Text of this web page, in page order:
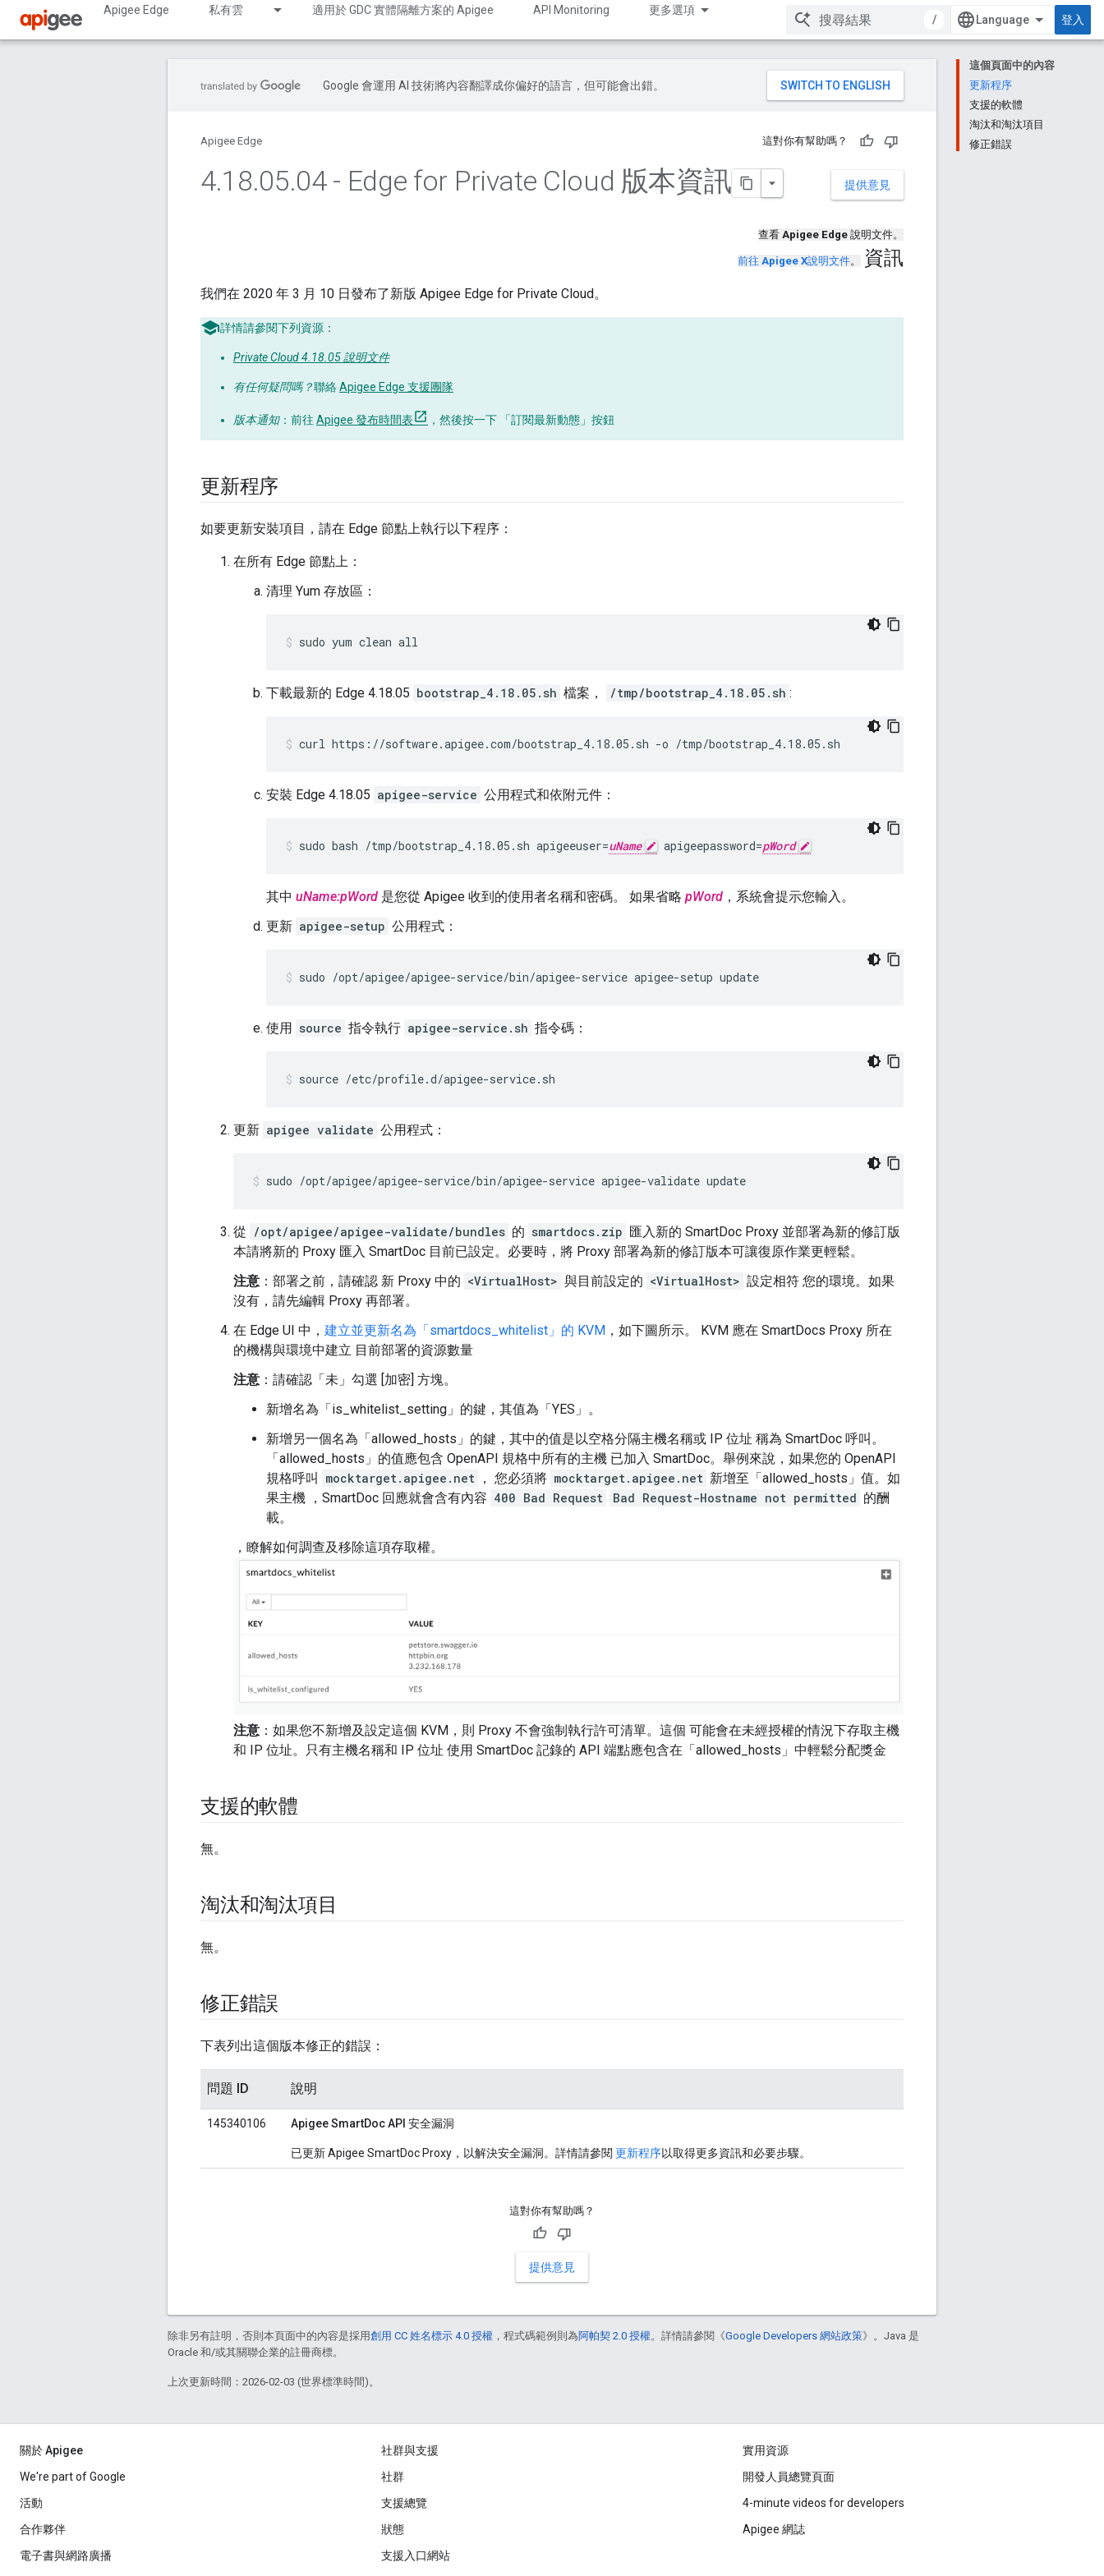
Apigee Edge 私有雲 適用於 GDC 實體隔離方案的 Apigee API Monitoring 更多選項
/ 登入
這個頁面中的內容
更新程序
支援的軟體
淘汰和淘汰項目
修正錯誤
Google 會運用 AI 技術將內容翻譯成你偏好的語言，但可能會出錯。
Apigee Edge 這對你有幫助嗎？
提供意見
4.18.05.04 - Edge for Private Cloud 版本資訊
查看 Apigee Edge 說明文件。
前往 Apigee X說明文件。 資訊
我們在 2020 年 3 月 10 日發布了新版 Apigee Edge for Private Cloud。
詳情請參閱下列資源：
Private Cloud 4.18.05 說明文件
有任何疑問嗎？聯絡Apigee Edge 支援團隊
版本通知：前往 Apigee 發布時間表 ，然後按一下 「訂閱最新動態」 按鈕
更新程序
如要更新安裝項目，請在 Edge 節點上執行以下程序：
在所有 Edge 節點上：
清理 Yum 存放區：
sudo yum clean all
下載最新的 Edge 4.18.05 bootstrap_4.18.05.sh 檔案， /tmp/bootstrap_4.18.05.sh :
curl https://software.apigee.com/bootstrap_4.18.05.sh -o /tmp/bootstrap_4.18.05.sh
安裝 Edge 4.18.05 apigee-service 公用程式和依附元件：
sudo bash /tmp/bootstrap_4.18.05.sh apigeeuser=uName apigeepassword=pWord
其中 uName:pWord 是您從 Apigee 收到的使用者名稱和密碼。 如果省略 pWord ，系統會提示您輸入。
更新 apigee-setup 公用程式：
sudo /opt/apigee/apigee-service/bin/apigee-service apigee-setup update
使用 source 指令執行 apigee-service.sh 指令碼：
source /etc/profile.d/apigee-service.sh
更新 apigee validate 公用程式：
sudo /opt/apigee/apigee-service/bin/apigee-service apigee-validate update
從 /opt/apigee/apigee-validate/bundles 的 smartdocs.zip 匯入新的 SmartDoc Proxy 並部署為新的修訂版
本請將新的 Proxy 匯入 SmartDoc 目前已設定。必要時，將 Proxy 部署為新的修訂版本可讓復原作業更輕鬆。
注意 ：部署之前，請確認 新 Proxy 中的 <VirtualHost> 與目前設定的 <VirtualHost> 設定相符 您的環境。如果
沒有，請先編輯 Proxy 再部署。
在 Edge UI 中， 建立並更新名為「smartdocs_whitelist」的 KVM ，如下圖所示。 KVM 應在 SmartDocs Proxy 所在
的機構與環境中建立 目前部署的資源數量
注意 ：請確認「未」勾選 [加密] 方塊。
新增名為「is_whitelist_setting」的鍵，其值為「YES」。
新增另一個名為「allowed_hosts」的鍵，其中的值是以空格分隔主機名稱或 IP 位址 稱為 SmartDoc 呼叫。
「allowed_hosts」的值應包含 OpenAPI 規格中所有的主機 已加入 SmartDoc。舉例來說，如果您的 OpenAPI
規格呼叫
mocktarget.apigee.net ， 您必須將 mocktarget.apigee.net 新增至「allowed_hosts」值。如
果主機 ，SmartDoc 回應就會含有內容 400 Bad Request Bad Request-Hostname not permitted 的酬
載。
，瞭解如何調查及移除這項存取權。
注意 ：如果您不新增及設定這個 KVM，則 Proxy 不會強制執行許可清單。這個 可能會在未經授權的情況下存取主機
和 IP 位址。只有主機名稱和 IP 位址 使用 SmartDoc 記錄的 API 端點應包含在「allowed_hosts」中輕鬆分配獎金
支援的軟體
無。
淘汰和淘汰項目
無。
修正錯誤
下表列出這個版本修正的錯誤：
問題 ID 說明
145340106 Apigee SmartDoc API 安全漏洞
已更新 Apigee SmartDoc Proxy，以解決安全漏洞。詳情請參閱 更新程序以取得更多資訊和必要步驟。
這對你有幫助嗎？
提供意見
除非另有註明，否則本頁面中的內容是採用創用 CC 姓名標示 4.0 授權 ，程式碼範例則為阿帕契 2.0 授權。詳情請參閱《Google Developers 網站政策》。Java 是
Oracle 和/或其關聯企業的註冊商標。
上次更新時間：2026-02-03 (世界標準時間)。
關於 Apigee
We're part of Google
活動
合作夥伴
電子書與網路廣播
社群與支援
社群
支援總覽
狀態
支援入口網站
實用資源
開發人員總覽頁面
4-minute videos for developers
Apigee 網誌